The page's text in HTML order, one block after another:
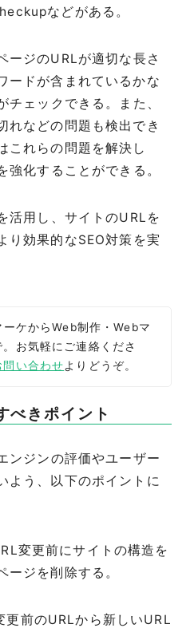
などがある。
ージのURLが適切な長さ
ードが含まれているかな
チェックできる。また、
れなどの問題も検出でき
これらの問題を解決し
強化することができる。
活用し、サイトのURLを
り効果的なSEO対策を実
ケからWeb制作・Webマ
お気軽にご連絡くださ
い合わせよりどうぞ。
べきポイント
ンジンの評価やユーザー
よう、以下のポイントに
変更前にサイトの構造を
ージを削除する。
前のURLから新しいURL